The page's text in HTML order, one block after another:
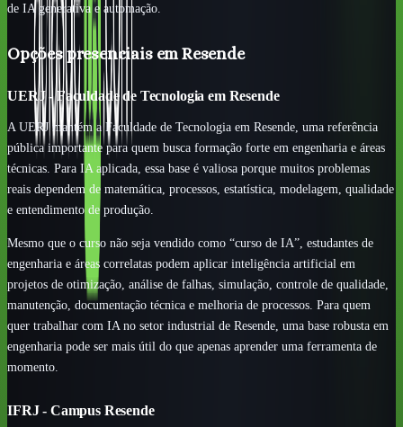
de IA generativa e automação.
Opções presenciais em Resende
UERJ - Faculdade de Tecnologia em Resende
A UERJ mantém a Faculdade de Tecnologia em Resende, uma referência
pública importante para quem busca formação forte em engenharia e áreas
técnicas. Para IA aplicada, essa base é valiosa porque muitos problemas
reais dependem de matemática, processos, estatística, modelagem, qualidade
e entendimento de produção.
Mesmo que o curso não seja vendido como “curso de IA”, estudantes de
engenharia e áreas correlatas podem aplicar inteligência artificial em
projetos de otimização, análise de falhas, simulação, controle de qualidade,
manutenção, documentação técnica e melhoria de processos. Para quem
quer trabalhar com IA no setor industrial de Resende, uma base robusta em
engenharia pode ser mais útil do que apenas aprender uma ferramenta de
momento.
IFRJ - Campus Resende